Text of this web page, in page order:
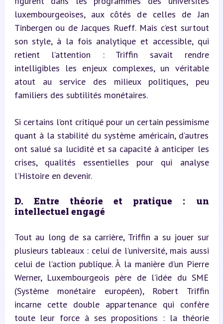
luxembourgeoises, aux côtés de celles de Jan
Tinbergen ou de Jacques Rueff. Mais c’est surtout
son style, à la fois analytique et accessible, qui
retient l’attention : Triffin savait rendre
intelligibles les enjeux complexes, un véritable
atout au service des milieux politiques, peu
familiers des subtilités monétaires.
Si certains l’ont critiqué pour un certain pessimisme
quant à la stabilité du système américain, d’autres
ont salué sa lucidité et sa capacité à anticiper les
crises, qualités essentielles pour qui analyse
l’Histoire en devenir.
D. Entre théorie et pratique : un
intellectuel engagé
Tout au long de sa carrière, Triffin a su jouer sur
plusieurs tableaux : celui de l’université, mais aussi
celui de l’action publique. À la manière d’un Pierre
Werner, Luxembourgeois père de l’idée du SME
(Système monétaire européen), Robert Triffin
incarne cette double appartenance qui confère
toute leur force à ses propositions : la théorie